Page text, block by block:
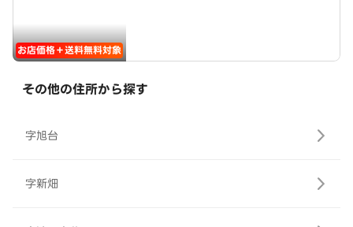
お店価格＋送料無料対象
その他の住所から探す
字旭台
字新畑